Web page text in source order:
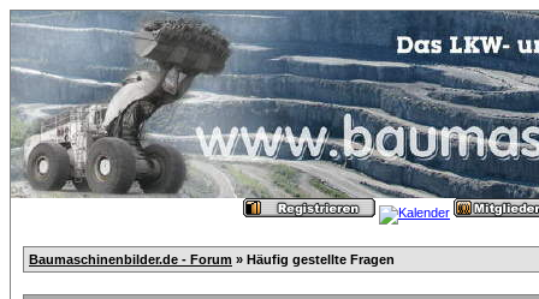
Baumaschinenbilder.de - Forum » Häufig gestellte Fragen